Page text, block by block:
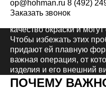
т
е
а
п
р
о
с
:
op@hohman.ru 8 (492)
Заказать звонок
После резки или
качество окраски и
Чтобы избежать этих
придают ей плавную
важная операция, от
изделия и его внешний
ПОЧЕМУ